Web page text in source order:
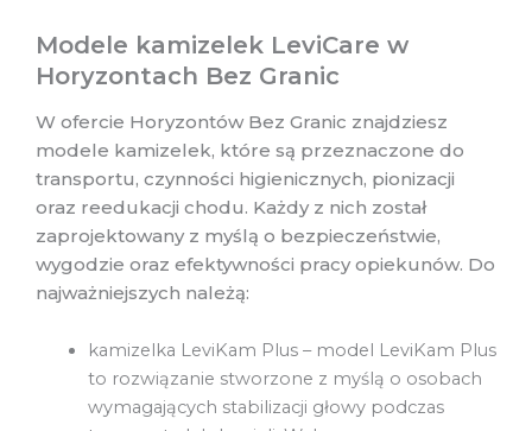
Modele kamizelek LeviCare w
Horyzontach Bez Granic
W ofercie Horyzontów Bez Granic znajdziesz
modele kamizelek, które są przeznaczone do
transportu, czynności higienicznych, pionizacji
oraz reedukacji chodu. Każdy z nich został
zaprojektowany z myślą o bezpieczeństwie,
wygodzie oraz efektywności pracy opiekunów. Do
najważniejszych należą:
kamizelka LeviKam Plus – model LeviKam Plus
to rozwiązanie stworzone z myślą o osobach
wymagających stabilizacji głowy podczas